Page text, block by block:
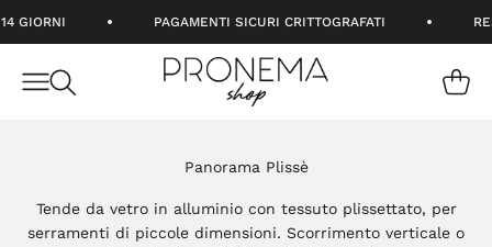
GIORNI PAGAMENTI SICURI CRITTOGRAFATI
Apri il menu di navigazione
Mostra il menu di ricerca
Pronema Srl
Tende da vetro in alluminio con tessuto plissettato, per
serramenti di piccole dimensioni. Scorrimento verticale o